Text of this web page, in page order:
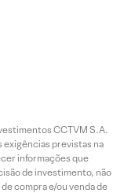
CCTVM S.A.
exigências previstas na
informações que
de investimento, não
compra e/ou venda de